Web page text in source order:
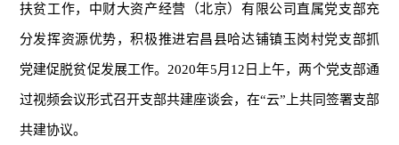
扶贫工作，中财大资产经营（北京）有限公司直属党支部充
分发挥资源优势，积极推进宕昌县哈达铺镇玉岗村党支部抓
党建促脱贫促发展工作。2020年5月12日上午，两个党支部通
过视频会议形式召开支部共建座谈会，在“云”上共同签署支部
共建协议。